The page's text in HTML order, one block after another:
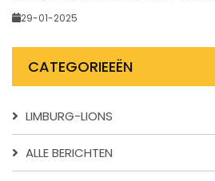
29-01-2025
CATEGORIEEËN
LIMBURG-LIONS
ALLE BERICHTEN